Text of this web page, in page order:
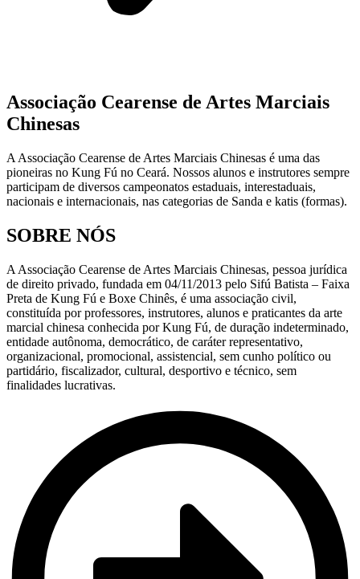
Associação Cearense de Artes Marciais
Chinesas
A Associação Cearense de Artes Marciais Chinesas é uma das
pioneiras no Kung Fú no Ceará. Nossos alunos e instrutores sempre
participam de diversos campeonatos estaduais, interestaduais,
nacionais e internacionais, nas categorias de Sanda e katis (formas).
SOBRE NÓS
A Associação Cearense de Artes Marciais Chinesas, pessoa jurídica
de direito privado, fundada em 04/11/2013 pelo Sifú Batista – Faixa
Preta de Kung Fú e Boxe Chinês, é uma associação civil,
constituída por professores, instrutores, alunos e praticantes da arte
marcial chinesa conhecida por Kung Fú, de duração indeterminado,
entidade autônoma, democrático, de caráter representativo,
organizacional, promocional, assistencial, sem cunho político ou
partidário, fiscalizador, cultural, desportivo e técnico, sem
finalidades lucrativas.